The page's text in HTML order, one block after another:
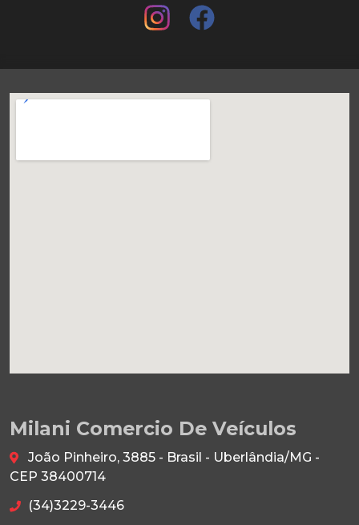
Milani Comercio De Veículos
João Pinheiro, 3885 - Brasil - Uberlândia/MG -
CEP 38400714
(34)3229-3446